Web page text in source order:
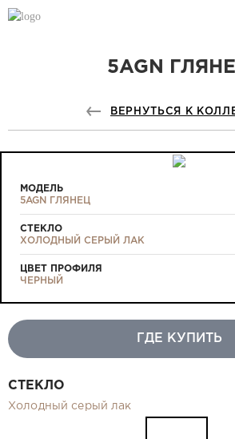
КОМПАНИЯ
PROFILDOORS
Проекты
5AGN
ВЕРНУТЬСЯ К
МОДЕЛЬ
5AGN ГЛЯНЕЦ
СТЕКЛО
ХОЛОДНЫЙ СЕРЫЙ ЛАК
ЦВЕТ ПРОФИЛЯ
ЧЕРНЫЙ
ГДЕ КУПИТЬ
СТЕКЛО
Холодный серый лак